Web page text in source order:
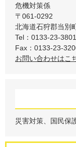
危機対策係
〒061-0292
北海道石狩郡当別
Tel：0133-23-3801
Fax：0133-23-
お問い合わせはこ
災害対策、国民保